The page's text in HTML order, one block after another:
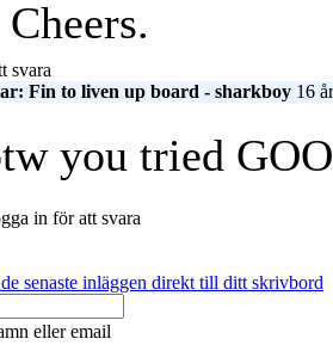
svara
Fin to liven up board - sharkboy 16
you tried
in för att svara
eller email